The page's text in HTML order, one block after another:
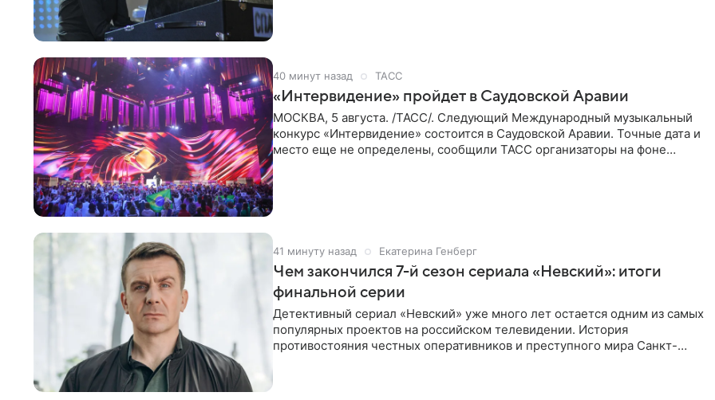
40 минут назад ТАСС
«Интервидение» пройдет в Саудовской Аравии
МОСКВА, 5 августа. /ТАСС/. Следующий Международный музыкальный
конкурс «Интервидение» состоится в Саудовской Аравии. Точные дата и
место еще не определены, сообщили ТАСС организаторы на фоне
41 минуту назад Екатерина Генберг
Чем закончился 7-й сезон сериала «Невский»: итоги
финальной серии
Детективный сериал «Невский» уже много лет остается одним из самых
популярных проектов на российском телевидении. История
противостояния честных оперативников и преступного мира Санкт-